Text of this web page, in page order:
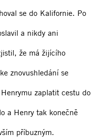
se do Kalifornie. Po
a nikdy ani
že má žijícího
znovushledání se
zaplatit cestu do
a Henry tak konečně
příbuzným.